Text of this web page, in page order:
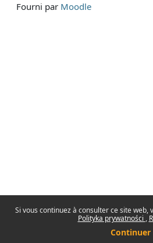
Si vous continuez à consulter ce site web,
Polityka prywatności
Continuer
Fourni par Moodle